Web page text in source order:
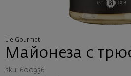
Lie Gourmet
Майонеза с
sku: 600936